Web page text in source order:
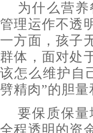
为什么营
管理运作不透
一方面，孩子
群体，面对处
该怎么维护自
劈精肉”的胆量
要保质保
全程透明的资